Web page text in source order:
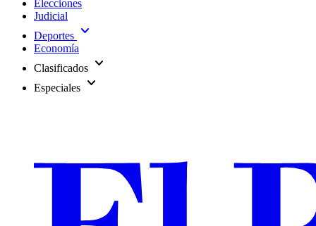
Elecciones
Judicial
Deportes expand_more
Economía
Clasificados expand_more
Especiales expand_more